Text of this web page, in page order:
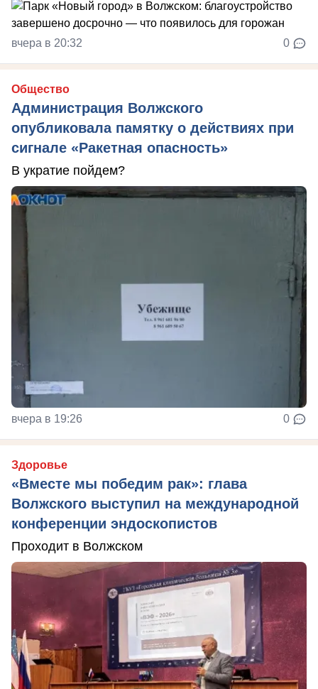
вчера в 20:32 0
Общество
Администрация Волжского
опубликовала памятку о действиях при
сигнале «Ракетная опасность»
В укратие пойдем?
вчера в 19:26 0
Здоровье
«Вместе мы победим рак»: глава
Волжского выступил на международной
конференции эндоскопистов
Проходит в Волжском